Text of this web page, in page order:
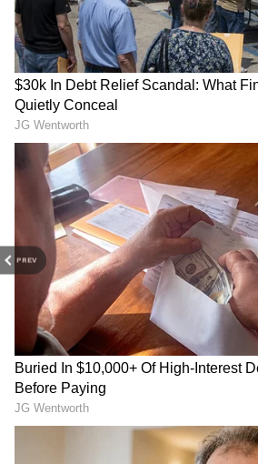
PREV
కోట్ల వరకు నష్టాలు వస్తున్నాయని
మంత్రి హ‌ర్దీప్ సింగ్ పూరి ఇటీవల
అంచనా ప్రకారం ప్రస్తుతం జరిగిన
కంపెనీలకు కొంత ఉపశమనం మాత్రమే
వాస్తవ నష్టాలను పూర్తిగా భర్తీ
స్థాయిలో ధరలు పెంచాల్సి వచ్చే
భావిస్తున్నారు.